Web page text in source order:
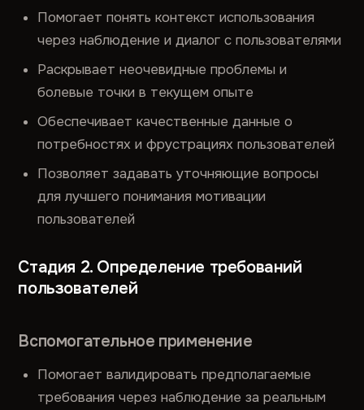
Помогает понять контекст использования
через наблюдение и диалог с пользователями
Раскрывает неочевидные проблемы и
болевые точки в текущем опыте
Обеспечивает качественные данные о
потребностях и фрустрациях пользователей
Позволяет задавать уточняющие вопросы
для лучшего понимания мотивации
пользователей
Стадия 2. Определение требований
пользователей
Вспомогательное применение
Помогает валидировать предполагаемые
требования через наблюдение за реальным